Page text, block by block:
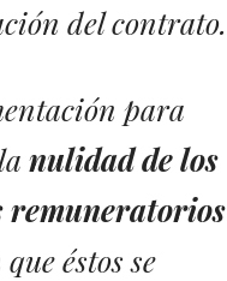
del contrato.
para
nulidad de los
remuneratorios
éstos se